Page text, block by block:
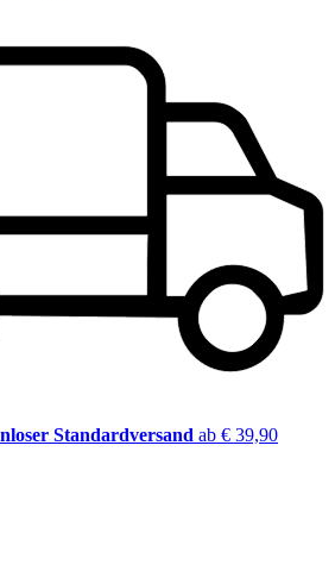
Standardversand ab € 39,90